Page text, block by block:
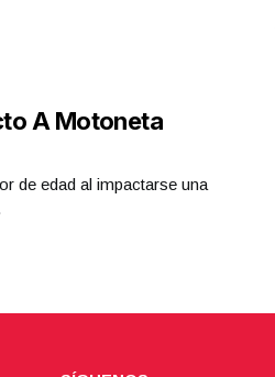
A Motoneta
de edad al impactarse una